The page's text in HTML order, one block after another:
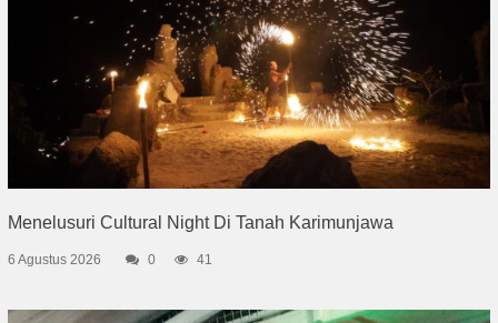
Menelusuri Cultural Night Di Tanah Karimunjawa
6 Agustus 2026 0 41